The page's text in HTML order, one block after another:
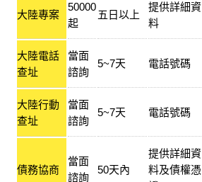
大陸專案
50000
起
五日以上
提供詳細資
料
大陸電話
查址
當面
諮詢
5~7天 電話號碼
大陸行動
查址
當面
諮詢
5~7天 電話號碼
債務協商
當面
諮詢
50天內
提供詳細資
料及債權憑